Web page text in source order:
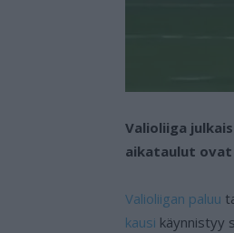
Valioliiga
aikataulut
Valioliigan paluu
kausi käynnistyy